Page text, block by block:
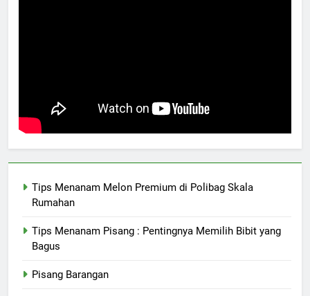
Tips Menanam Melon Premium di Polibag Skala
Rumahan
Tips Menanam Pisang : Pentingnya Memilih Bibit yang
Bagus
Pisang Barangan